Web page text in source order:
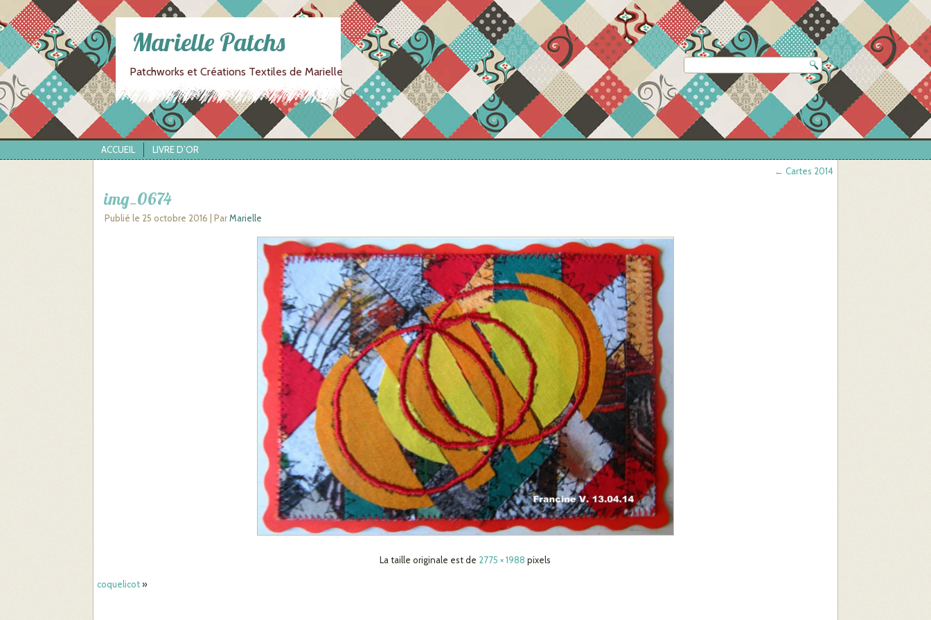
Marielle Patchs
Patchworks et Créations Textiles de Marielle
ACCUEIL
LIVRE D’OR
← Cartes 2014
img_0674
Publié le 25 octobre 2016 |Par Marielle
La taille originale est de 2775 × 1988 pixels
coquelicot»